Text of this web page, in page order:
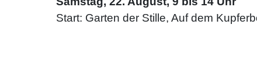
Start: Garten der Stille, Auf dem